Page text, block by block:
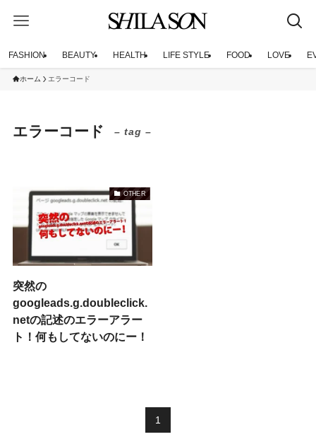
FASHION BEAUTY HEALTH LIFE STYLE FOOD LOVE
ホーム エラーコード
エラーコード – tag –
OTHER
突然の
googleads.g.doubleclick.
netの記述のエラーアラー
ト！何もしてないのにー！
1